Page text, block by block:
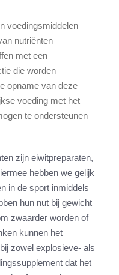
voedingsmiddelen
nutriënten
met een
die worden
opname van deze
voeding met het
te ondersteunen
zijn eiwitpreparaten,
hebben we gelijk
in de sport inmiddels
hun nut bij gewicht
zwaarder worden of
kunnen het
zowel explosieve- als
dat het